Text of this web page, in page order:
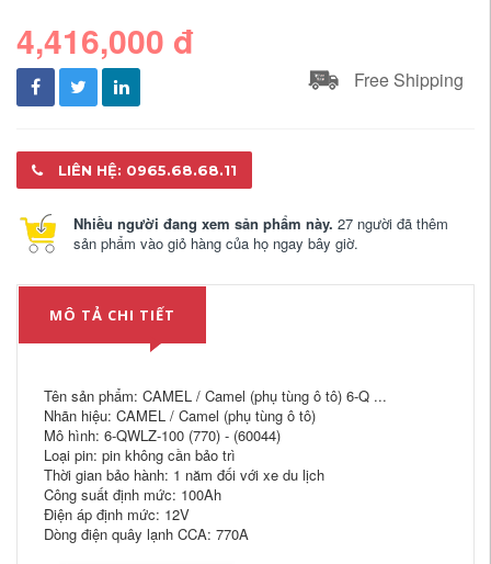
4,416,000 đ
Free Shipping
LIÊN HỆ: 0965.68.68.11
Nhiều người đang xem sản phẩm này. 27 người đã thêm
sản phẩm vào giỏ hàng của họ ngay bây giờ.
MÔ TẢ CHI TIẾT
Tên sản phẩm: CAMEL / Camel (phụ tùng ô tô) 6-Q ...
Nhãn hiệu: CAMEL / Camel (phụ tùng ô tô)
Mô hình: 6-QWLZ-100 (770) - (60044)
Loại pin: pin không cần bảo trì
Thời gian bảo hành: 1 năm đối với xe du lịch
Công suất định mức: 100Ah
Điện áp định mức: 12V
Dòng điện quây lạnh CCA: 770A